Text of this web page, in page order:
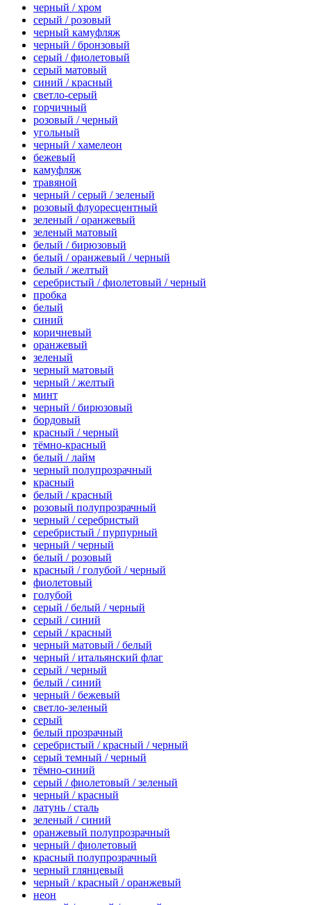
черный / хром
серый / розовый
черный камуфляж
черный / бронзовый
серый / фиолетовый
серый матовый
синий / красный
светло-серый
горчичный
розовый / черный
угольный
черный / хамелеон
бежевый
камуфляж
травяной
черный / серый / зеленый
розовый флуоресцентный
зеленый / оранжевый
зеленый матовый
белый / бирюзовый
белый / оранжевый / черный
белый / желтый
серебристый / фиолетовый / черный
пробка
белый
синий
коричневый
оранжевый
зеленый
черный матовый
черный / желтый
минт
черный / бирюзовый
бордовый
красный / черный
тёмно-красный
белый / лайм
черный полупрозрачный
красный
белый / красный
розовый полупрозрачный
черный / серебристый
серебристый / пурпурный
черный / черный
белый / розовый
красный / голубой / черный
фиолетовый
голубой
серый / белый / черный
серый / синий
серый / красный
черный матовый / белый
черный / итальянский флаг
серый / черный
белый / синий
черный / бежевый
светло-зеленый
серый
белый прозрачный
серебристый / красный / черный
серый темный / черный
тёмно-синий
серый / фиолетовый / зеленый
черный / красный
латунь / сталь
зеленый / синий
оранжевый полупрозрачный
черный / фиолетовый
красный полупрозрачный
черный глянцевый
черный / красный / оранжевый
неон